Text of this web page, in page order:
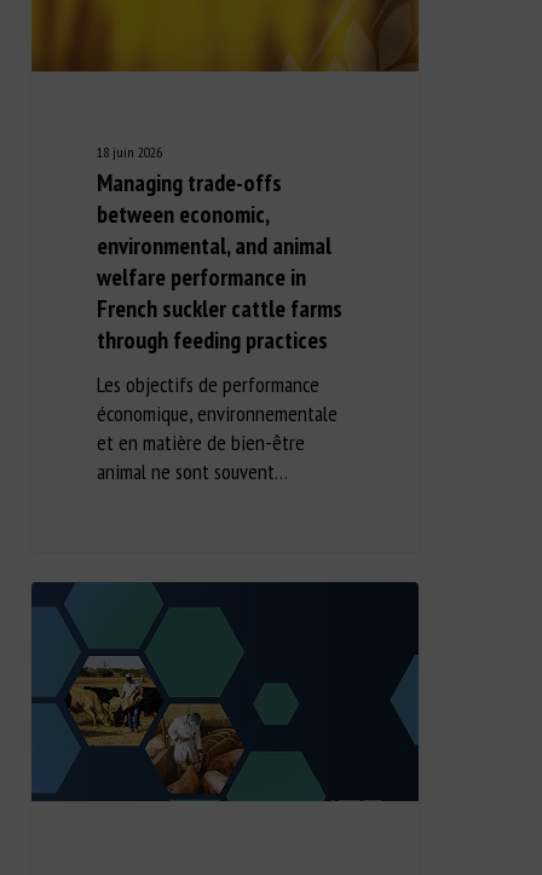
18 juin 2026
Managing trade-offs
between economic,
environmental, and animal
welfare performance in
French suckler cattle farms
through feeding practices
Les objectifs de performance
économique, environnementale
et en matière de bien-être
animal ne sont souvent…